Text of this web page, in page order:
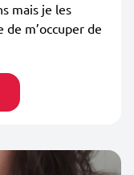
mais je les
m’occuper de